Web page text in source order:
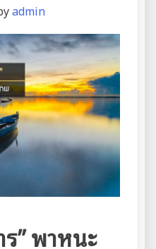
admin
” พาหนะ